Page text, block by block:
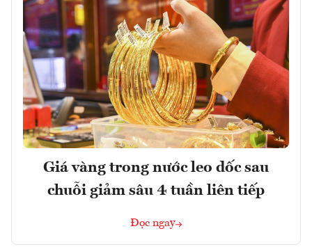
Giá vàng trong nước leo dốc sau
chuỗi giảm sâu 4 tuần liên tiếp
Đọc ngay